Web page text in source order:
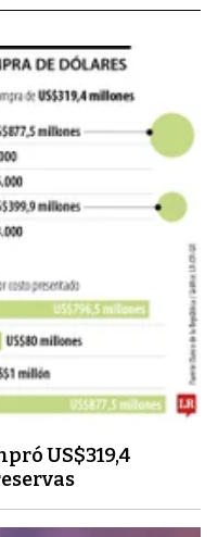
US$319,4